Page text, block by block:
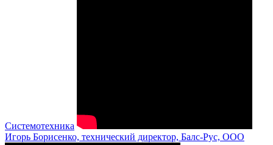
Системотехника
Игорь Борисенко, технический директор, Балс-Рус, ООО